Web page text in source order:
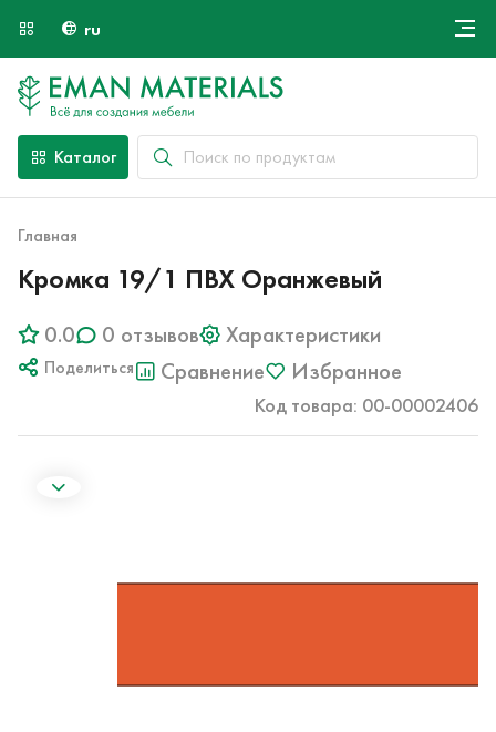
ru
Оплата и доставка
Каталог
Главная
Кромка 19/1 ПВХ Оранжевый
0.0 0 отзывов Характеристики
Поделиться Сравнение Избранное
Код товара: 00-00002406